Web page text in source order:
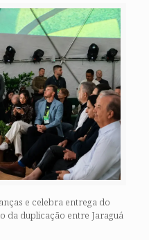
e celebra entrega do
da duplicação entre Jaraguá